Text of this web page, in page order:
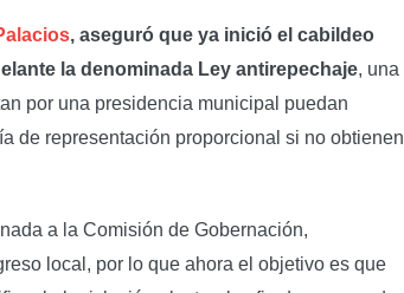
, aseguró que ya inició el cabildeo
la denominada Ley antirepechaje, una
por una presidencia municipal puedan
de representación proporcional si no obtienen
a la Comisión de Gobernación,
local, por lo que ahora el objetivo es que